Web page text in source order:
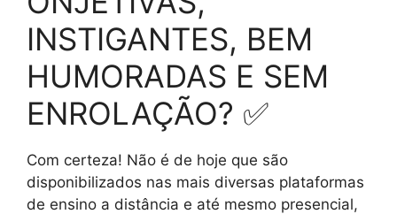
INSTIGANTES, BEM
HUMORADAS E SEM
ENROLAÇÃO? ✅
Com certeza! Não é de hoje que são
disponibilizados nas mais diversas plataformas
de ensino a distância e até mesmo presencial,